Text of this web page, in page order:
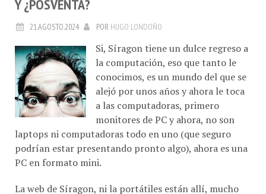
21.AGOSTO.2024
Si, Síragon tiene un dulce regreso a
la computación, eso que tanto le
conocimos, es un mundo del que se
alejó por unos años y ahora le toca
a las computadoras, primero
monitores de PC y ahora, no son
laptops ni computadoras todo en uno (que seguro
podrían estar presentando pronto algo), ahora es una
PC en formato mini.
menos las mini, la información está en la web de